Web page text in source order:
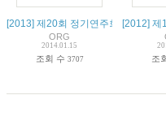
[2013] 제20회 정기연주회 - 동행
ORG
2014.01.15
조회 수 3707
[2012] 제
조